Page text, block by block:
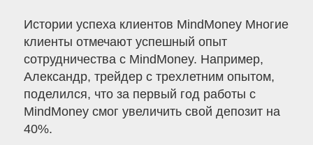
Истории успеха клиентов MindMoney Многие
клиенты отмечают успешный опыт
сотрудничества с MindMoney. Например,
Александр, трейдер с трехлетним опытом,
поделился, что за первый год работы с
MindMoney смог увеличить свой депозит на
40%.